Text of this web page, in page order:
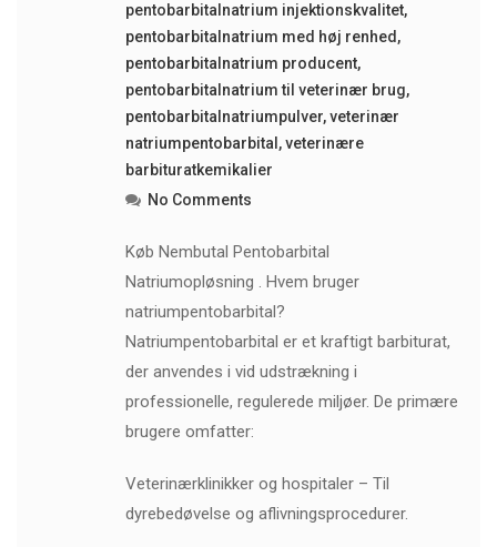
pentobarbitalnatrium injektionskvalitet,
pentobarbitalnatrium med høj renhed ,
pentobarbitalnatrium producent,
pentobarbitalnatrium til veterinær brug,
pentobarbitalnatriumpulver,veterinær
natriumpentobarbital ,veterinære
barbituratkemikalier
No Comments
Køb Nembutal Pentobarbital
Natriumopløsning . Hvem bruger
natriumpentobarbital?
Natriumpentobarbital er et kraftigt barbiturat,
der anvendes i vid udstrækning i
professionelle, regulerede miljøer. De primære
brugere omfatter:
Veterinærklinikker og hospitaler – Til
dyrebedøvelse og aflivningsprocedurer.